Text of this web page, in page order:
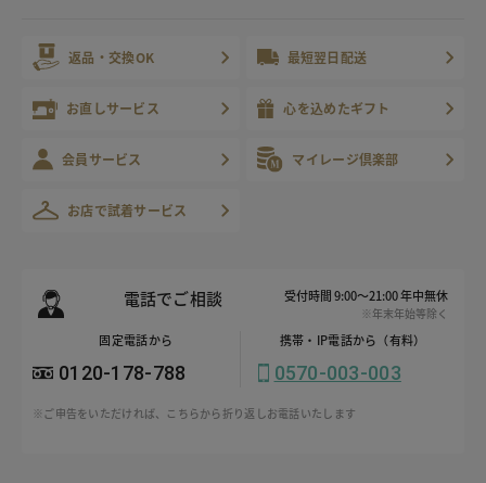
返品・交換OK 最短翌日配送
お直しサービス 心を込めたギフト
会員サービス マイレージ倶楽部
お店で試着サービス
電話でご相談 受付時間 9:00～21:00 年中無休
※年末年始等除く
固定電話から
0120-178-788
携帯・IP電話から（有料）
0570-003-003
※ご申告をいただければ、こちらから折り返しお電話いたします